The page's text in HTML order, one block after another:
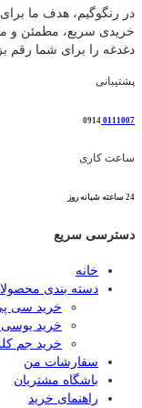
در رنگوگیم، هدف ما برای
خریدی سریع، مطمئن و
دغدغه را برای شما رقم
پشتیبانی
0111007
0914
ساعت کاری
24 ساعته شبانه روز
دسترسی سریع
خانه
دسته بندی
خرید سی
خرید یوسی
خرید جم
سفارشات من
باشگاه مشتریان
راهنمای خرید